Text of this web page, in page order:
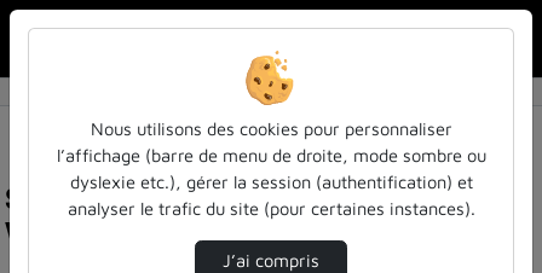
Statistiques de visualisation de la vidéo
Vieillissement : un mouvement perpétuel
Nous utilisons des cookies pour personnaliser
l’affichage (barre de menu de droite, mode sombre ou
dyslexie etc.), gérer la session (authentification) et
analyser le trafic du site (pour certaines instances).
J’ai compris